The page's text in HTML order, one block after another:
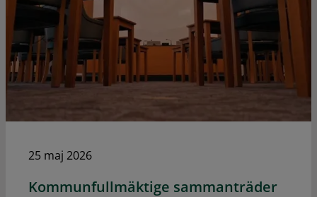
25 maj 2026
Kommunfullmäktige sammanträder